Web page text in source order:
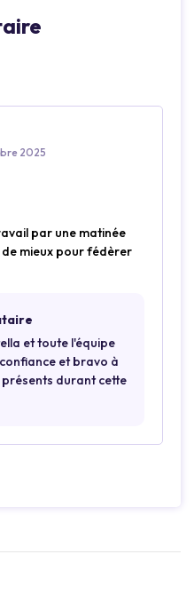
2025
par une matinée
mieux pour fédèrer
et toute l'équipe
et bravo à
durant cette